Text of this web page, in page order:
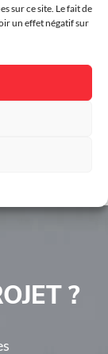
sur ce site. Le fait de
un effet négatif sur
mm
?